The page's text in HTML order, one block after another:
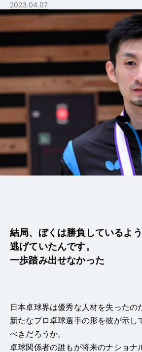
2023.04.07
結局、ぼくは勝負しているよ
逃げていたんです。
一歩踏み出せなかった
日本卓球界は優秀な人材を失ったの
新たなプロ卓球選手の形を彼が示し
べきだろうか。
卓球関係者の誰もが将来のナショナ